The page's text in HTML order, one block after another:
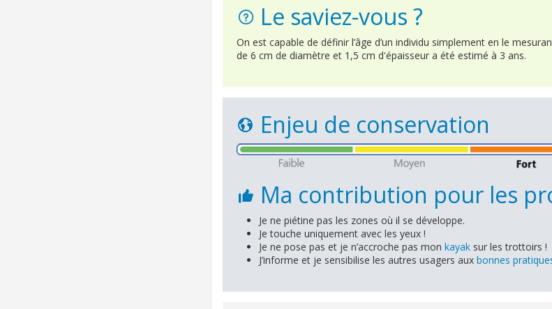
Le saviez-vous ?
On est capable de définir l’âge d’un individu simplement en le
de 6 cm de diamètre et 1,5 cm d'épaisseur a été estimé à 3 ans.
Enjeu de conservation
Ma contribution pour les
Je ne piétine pas les zones où il se développe.
Je touche uniquement avec les yeux !
Je ne pose pas et je n’accroche pas mon kayak sur les trottoirs !
J’informe et je sensibilise les autres usagers aux bonnes